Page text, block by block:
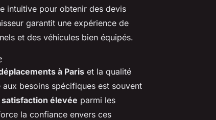
intuitive pour obtenir des devis
garantit une expérience de
et des véhicules bien équipés.
à Paris et la qualité
besoins spécifiques est souvent
satisfaction élevée parmi les
la confiance envers ces